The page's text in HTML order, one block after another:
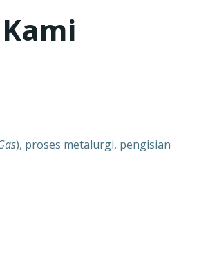
), proses metalurgi, pengisian